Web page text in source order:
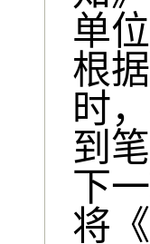
单
根
时
到
下
将